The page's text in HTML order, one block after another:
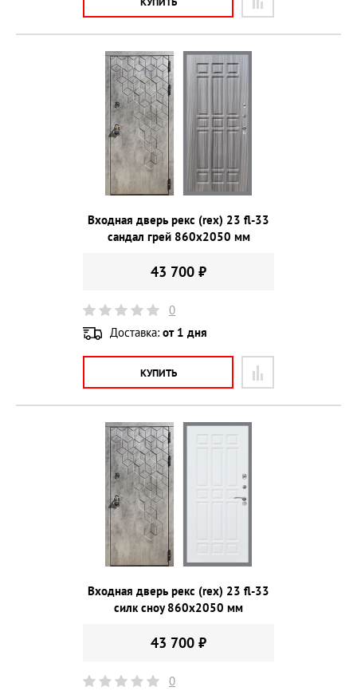
Входная дверь рекс (rex) 23 fl-33
сандал грей 860х2050 мм
43 700 ₽
0
Доставка: от 1 дня
КУПИТЬ
Входная дверь рекс (rex) 23 fl-33
силк сноу 860х2050 мм
43 700 ₽
0